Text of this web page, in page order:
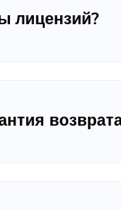
лицензий?